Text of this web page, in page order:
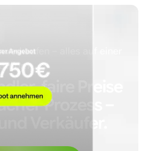
– alles auf einer
faire Preise
Prozess –